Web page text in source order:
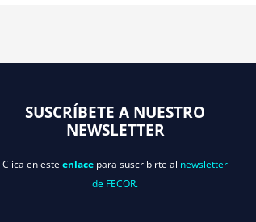
SUSCRÍBETE A NUESTRO
NEWSLETTER
Clica en este enlace para suscribirte al newsletter
de FECOR.